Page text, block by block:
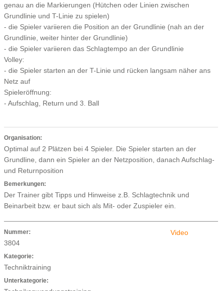
genau an die Markierungen (Hütchen oder Linien zwischen
Grundlinie und T-Linie zu spielen)
- die Spieler variieren die Position an der Grundlinie (nah an der
Grundlinie, weiter hinter der Grundlinie)
- die Spieler variieren das Schlagtempo an der Grundlinie
Volley:
- die Spieler starten an der T-Linie und rücken langsam näher ans
Netz auf
Spieleröffnung:
- Aufschlag, Return und 3. Ball
Organisation:
Optimal auf 2 Plätzen bei 4 Spieler. Die Spieler starten an der
Grundline, dann ein Spieler an der Netzposition, danach Aufschlag-
und Returnposition
Bemerkungen:
Der Trainer gibt Tipps und Hinweise z.B. Schlagtechnik und
Beinarbeit bzw. er baut sich als Mit- oder Zuspieler ein.
Nummer:
3804
Kategorie:
Techniktraining
Unterkategorie:
Video